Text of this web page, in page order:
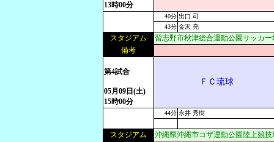
13時00分
40分 出口 司
43分 金沢 亮
スタジアム
習志野市秋津総合運動公園サッカー
備考
第4試合
05月09日(土)
15時00分
ＦＣ琉球
44分 永井 秀樹
スタジアム
沖縄県沖縄市コザ運動公園陸上競技